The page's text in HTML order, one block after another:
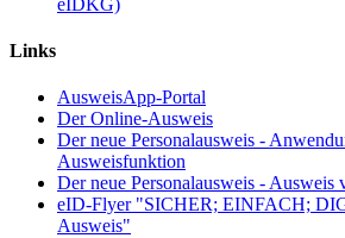
Links
AusweisApp-Portal
Der Online-Ausweis
Der neue Personalausweis -
Ausweisfunktion
Der neue Personalausweis - Ausweis
eID-Flyer "SICHER; EINFACH;
Ausweis"